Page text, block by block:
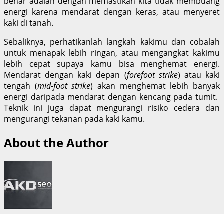
energi karena mendarat dengan keras, atau menyeret
kaki di tanah.
Sebaliknya, perhatikanlah langkah kakimu dan cobalah
untuk menapak lebih ringan, atau mengangkat kakimu
lebih cepat supaya kamu bisa menghemat energi.
Mendarat dengan kaki depan (forefoot strike) atau kaki
tengah (mid-foot strike) akan menghemat lebih banyak
energi daripada mendarat dengan kencang pada tumit.
Teknik ini juga dapat mengurangi risiko cedera dan
mengurangi tekanan pada kaki kamu.
About the Author